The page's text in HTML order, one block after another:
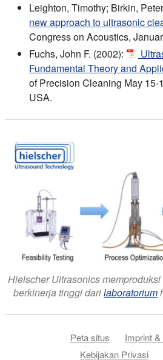
Leighton, Timothy; Birkin,
new approach to ultrasonic
Congress on Acoustics,
Fuchs, John F. (2002):
Fundamental Theory and
of Precision Cleaning May 15-
USA.
Hielscher Ultrasonics
berkinerja tinggi darilaboratorium
Peta situs
Imprint
Kebijakan Privasi